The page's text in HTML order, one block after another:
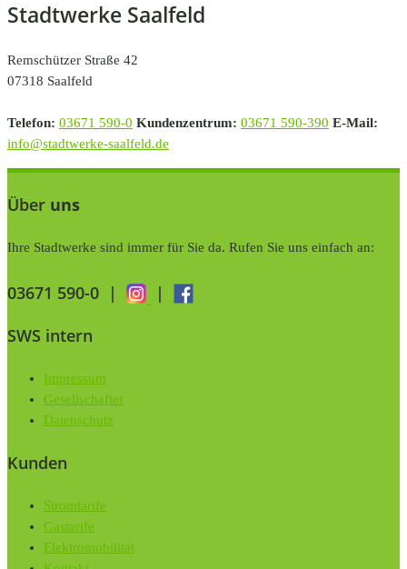
Stadtwerke Saalfeld
Remschützer Straße 42
07318 Saalfeld
Telefon: 03671 590-0 Kundenzentrum: 03671 590-390 E-Mail:
info@stadtwerke-saalfeld.de
Über uns
Ihre Stadtwerke sind immer für Sie da. Rufen Sie uns einfach an:
03671 590-0 |
|
SWS intern
Impressum
Gesellschafter
Datenschutz
Kunden
Stromtarife
Gastarife
Elektromobilität